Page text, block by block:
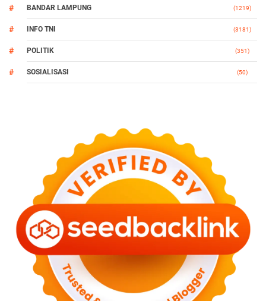
BANDAR LAMPUNG (1219)
INFO TNI (3181)
POLITIK (351)
SOSIALISASI (50)